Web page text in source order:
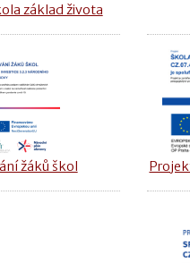
základ života
žáků škol